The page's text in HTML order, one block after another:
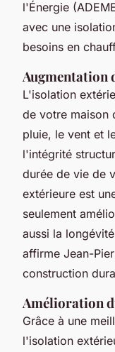
l'Énergie
avec une
besoins en
Augmentation
L'isolation
de votre maison
pluie, le vent et
l'intégrité
durée de vie de
extérieure est
seulement
aussi la
affirme Jean-
construction
Amélioration
Grâce à une
l'isolation